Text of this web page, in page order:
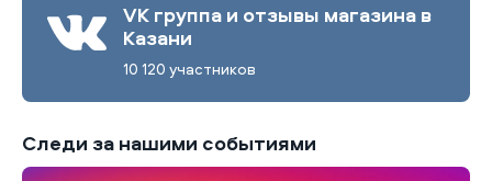
VK группа и отзывы магазина в
Казани
10 120 участников
Следи за нашими событиями